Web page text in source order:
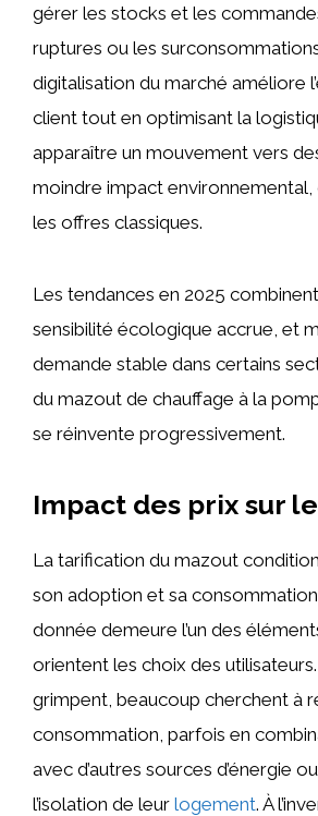
gérer les stocks et les
ruptures ou les
digitalisation du marché améliore
client tout en optimisant la
apparaître un mouvement vers
moindre impact environnemental,
les offres classiques.
Les tendances en 2025
sensibilité écologique accrue, et
demande stable dans certains
du mazout de chauffage à la
se réinvente progressivement.
Impact des prix sur
La tarification du mazout
son adoption et sa
donnée demeure l’un des
orientent les choix des
grimpent, beaucoup cherchent à
consommation, parfois en
avec d’autres sources d’énergie
l’isolation de leur logement. À